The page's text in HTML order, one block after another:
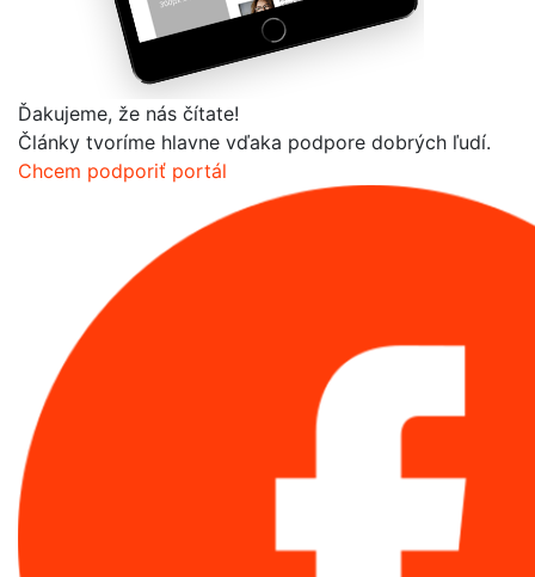
Ďakujeme, že nás čítate!
Články tvoríme hlavne vďaka podpore dobrých ľudí.
Chcem podporiť portál